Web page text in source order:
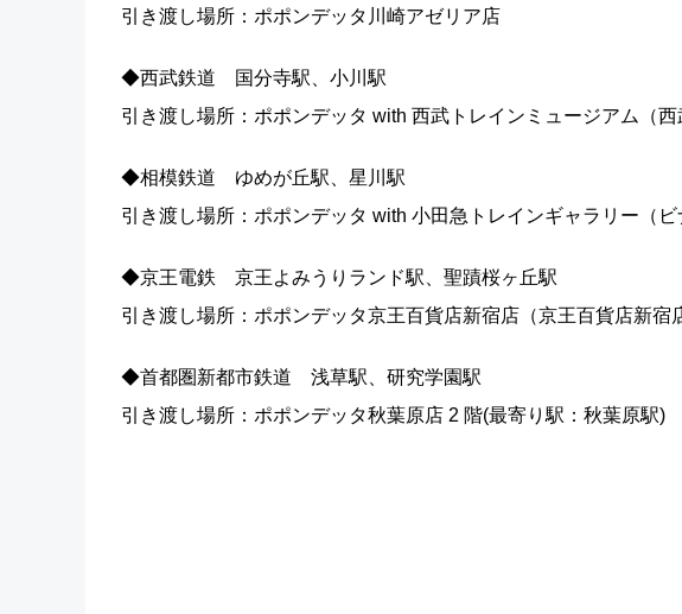
引き渡し場所：ポポンデッタ川崎アゼリア店
◆西武鉄道 国分寺駅、小川駅
引き渡し場所：ポポンデッタ with 西武トレインミュージアム（西
◆相模鉄道 ゆめが丘駅、星川駅
引き渡し場所：ポポンデッタ with 小田急トレインギャラリー（ビ
◆京王電鉄 京王よみうりランド駅、聖蹟桜ヶ丘駅
引き渡し場所：ポポンデッタ京王百貨店新宿店（京王百貨店新宿
◆首都圏新都市鉄道 浅草駅、研究学園駅
引き渡し場所：ポポンデッタ秋葉原店 2 階(最寄り駅：秋葉原駅)